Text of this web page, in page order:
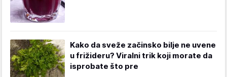
Kako da sveže začinsko bilje ne uvene
u frižideru? Viralni trik koji morate da
isprobate što pre